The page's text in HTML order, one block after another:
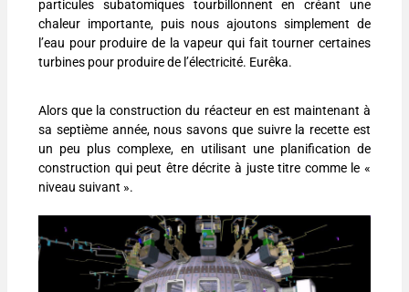
particules subatomiques tourbillonnent en créant une
chaleur importante, puis nous ajoutons simplement de
l’eau pour produire de la vapeur qui fait tourner certaines
turbines pour produire de l’électricité. Eurêka.
Alors que la construction du réacteur en est maintenant à
sa septième année, nous savons que suivre la recette est
un peu plus complexe, en utilisant une planification de
construction qui peut être décrite à juste titre comme le «
niveau suivant ».